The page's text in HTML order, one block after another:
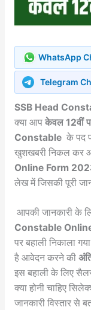
WhatsApp
Telegram
SSB Head
क्या आप केवल 12वीं
Constable के पद
खुशखबरी निकल कर आ
Online Form
लेख में जिसकी पूरी
आपकी जानकारी के
Constable
पर बहाली निकाला
है आवेदन करने की
इस बहाली के लिए
क्या होनी चाहिए
जानकारी विस्तार से